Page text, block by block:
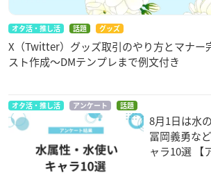
オタ活・推し活 話題 グッズ
X（Twitter）グッズ取引のやり方とマナ
スト作成〜DMテンプレまで例文付き
オタ活・推し活 アンケート 話題
8月1日は水
冨岡義勇な
ャラ10選 【